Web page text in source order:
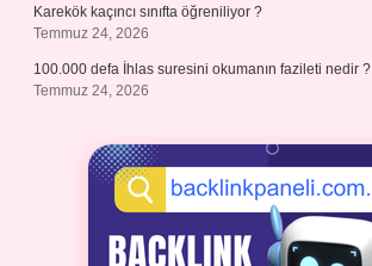
Karekök kaçıncı sınıfta öğreniliyor ?
Temmuz 24, 2026
100.000 defa İhlas suresini okumanın fazileti nedir ?
Temmuz 24, 2026